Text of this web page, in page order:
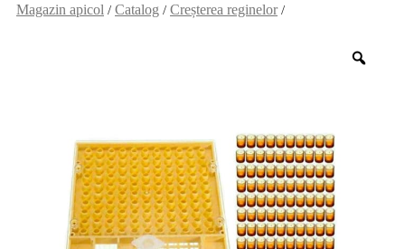
Magazin apicol / Catalog / Creșterea reginelor/